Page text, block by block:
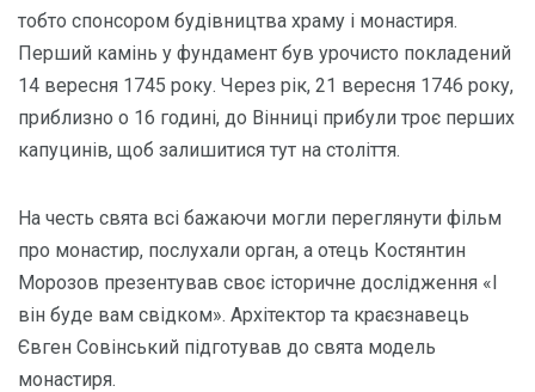
тобто спонсором будівництва храму і монастиря.
Перший камінь у фундамент був урочисто покладений
14 вересня 1745 року. Через рік, 21 вересня 1746 року,
приблизно о 16 годині, до Вінниці прибули троє перших
капуцинів, щоб залишитися тут на століття.
На честь свята всі бажаючи могли переглянути фільм
про монастир, послухали орган, а отець Костянтин
Морозов презентував своє історичне дослідження «І
він буде вам свідком». Архітектор та краєзнавець
Євген Совінський підготував до свята модель
монастиря.